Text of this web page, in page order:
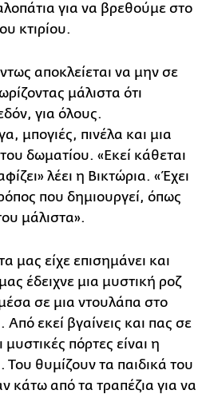
για να βρεθούμε στο
κτιρίου.
αποκλείεται να μην σε
μάλιστα ότι
για όλους.
μπογιές, πινέλα και μια
δωματίου. «Εκεί κάθεται
λέει η Βικτώρια. «Έχει
που δημιουργεί, όπως
μάλιστα».
μας είχε επισημάνει και
έδειχνε μια μυστική ροζ
σε μια ντουλάπα στο
Από εκεί βγαίνεις και πας σε
πόρτες είναι η
Του θυμίζουν τα παιδικά του
κάτω από τα τραπέζια για να